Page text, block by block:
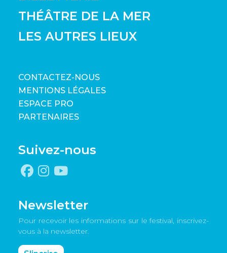
THÉÂTRE DE LA MER
LES AUTRES LIEUX
CONTACTEZ-NOUS
MENTIONS LÉGALES
ESPACE PRO
PARTENAIRES
Suivez-nous
Newsletter
Pour recevoir les informations sur le festival, inscrivez-
vous à la newsletter.